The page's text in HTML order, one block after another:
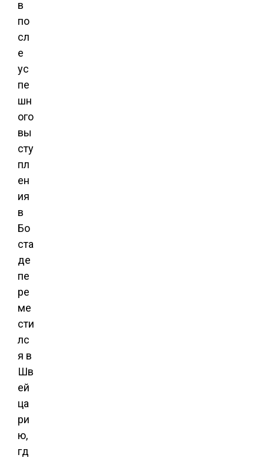
в
по
сл
е
ус
пе
шн
ого
вы
сту
пл
ен
ия
в
Бо
ста
де
пе
ре
ме
сти
лс
я в
Шв
ей
ца
ри
ю,
гд